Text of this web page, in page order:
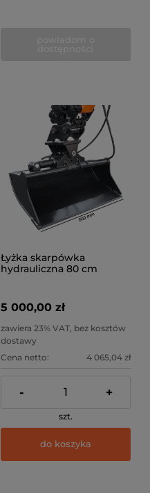
Łyżka skarpówka
hydrauliczna 80 cm
5 000,00 zł
zawiera 23% VAT, bez kosztów
dostawy
Cena netto:
4 065,04 zł
- +
szt.
do koszyka